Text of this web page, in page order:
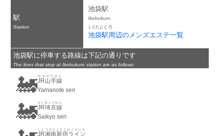
駅
Station
池袋駅
Ikebukuro
いけぶくろ
池袋駅周辺のメンズエステ一覧
池袋駅に停車する路線は下記の通りです
The lines that stop at Ikebukuro station are as follows:
🚂JR山手線
やまのてせん
Yamanote sen
🚂JR埼京線
さいきょうせん
Saikyo sen
JR湘南新宿ライン
しょうなんしんじゅくらいん